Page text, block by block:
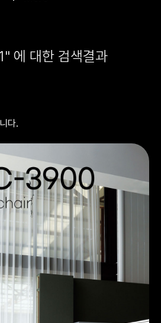
에 대한 검색결과
다.